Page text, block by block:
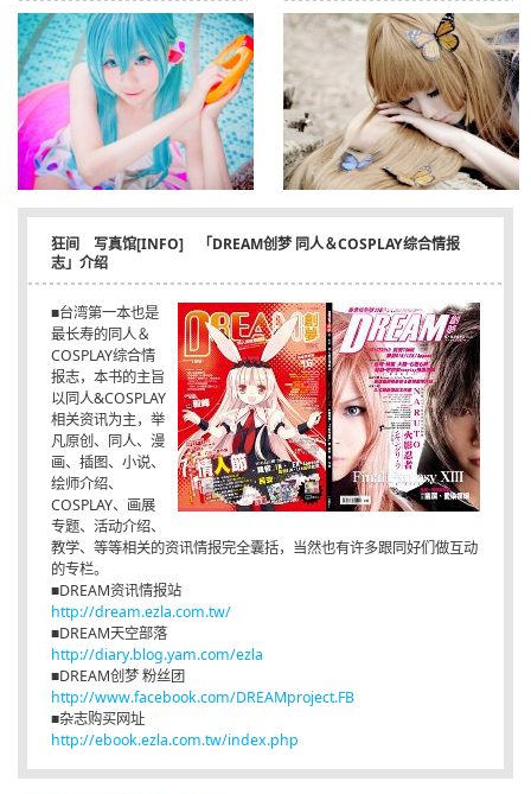
狂间 写真馆[INFO] 「DREAM创梦 同人＆COSPLAY综合情报
志」介绍
■台湾第一本也是
最长寿的同人＆
COSPLAY综合情
报志，本书的主旨
以同人&COSPLAY
相关资讯为主，举
凡原创、同人、漫
画、插图、小说、
绘师介绍、
COSPLAY、画展
专题、活动介绍、
教学、等等相关的资讯情报完全囊括，当然也有许多跟同好们做互动
的专栏。
■DREAM资讯情报站
http://dream.ezla.com.tw/
■DREAM天空部落
http://diary.blog.yam.com/ezla
■DREAM创梦 粉丝团
http://www.facebook.com/DREAMproject.FB
■杂志购买网址
http://ebook.ezla.com.tw/index.php